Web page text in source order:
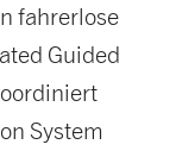
fahrerlose
Guided
System